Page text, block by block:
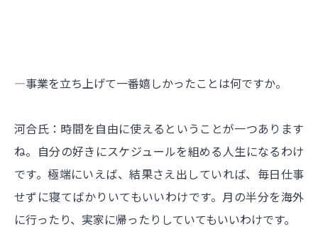
―事業を立ち上げて一番嬉しかったことは何ですか。
河合氏：時間を自由に使えるということが一つあります
ね。自分の好きにスケジュールを組める人生になるわけ
です。極端にいえば、結果さえ出していれば、毎日仕事
せずに寝てばかりいてもいいわけです。月の半分を海外
に行ったり、実家に帰ったりしていてもいいわけです。